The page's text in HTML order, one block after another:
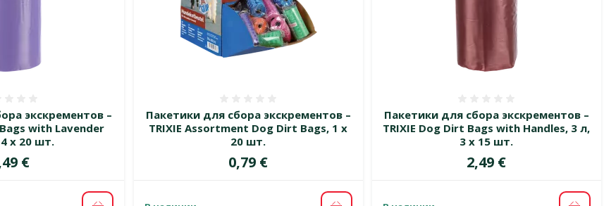
экскрементов –
with Lavender
x 20 шт.
€
Пакетики для сбора экскрементов –
TRIXIE Assortment Dog Dirt Bags, 1 x
20 шт.
Цена
0,79 €
Пакетики для сбора экскрементов –
TRIXIE Dog Dirt Bags with Handles, 3 л,
3 x 15 шт.
Цена
2,49 €